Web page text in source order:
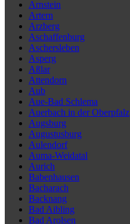
Arnstein
Artern
Arzberg
Aschaffenburg
Aschersleben
Asperg
Aßlar
Attendorn
Aub
Aue-Bad Schlema
Auerbach in der Oberpfalz
Augsburg
Augustusburg
Aulendorf
Auma-Weidatal
Aurich
Babenhausen
Bacharach
Backnang
Bad Aibling
Bad Arolsen